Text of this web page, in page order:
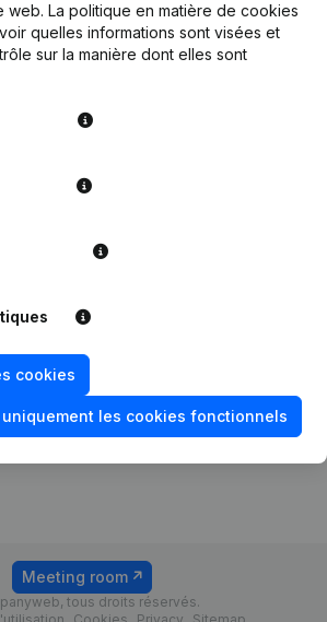
web. La politique en matière de cookies
quelles informations sont visées et
sur la manière dont elles sont
cookies
les cookies fonctionnels
Recherche internationale
Prospection
de
Tarifs
tous droits réservés.
Meeting room